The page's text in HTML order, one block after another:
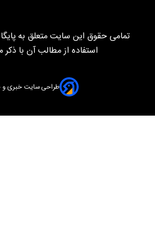
تمامی حقوق این سایت متعلق به
استفاده از مطالب آن با ذکر
طراحی سایت خبری و